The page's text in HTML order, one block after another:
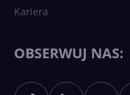
Kariera
OBSERWUJ NAS: